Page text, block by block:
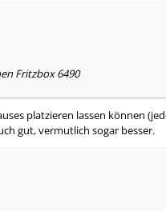
Fritzbox 6490
platzieren lassen können
gut, vermutlich sogar besser.